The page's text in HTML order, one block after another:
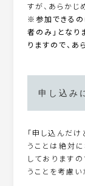
すが、あらかじ
※参加できるの
者のみ」とな
りますので、あ
申し込み
「申し込んだ
うことは絶対
しております
うことを考慮い